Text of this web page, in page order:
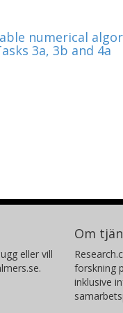
numerical
3a, 3b and 4a
eller vill
Om
forskning
inklusive